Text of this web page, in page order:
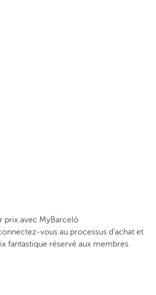
prix avec MyBarceló
vous au processus d’achat et
fantastique réservé aux membres.